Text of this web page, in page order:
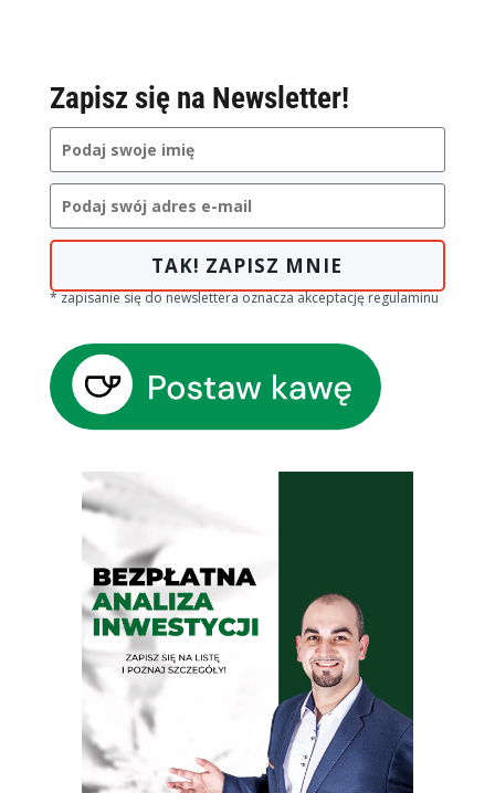
Zapisz się na Newsletter!
TAK! ZAPISZ MNIE
* zapisanie się do newslettera oznacza akceptację regulaminu